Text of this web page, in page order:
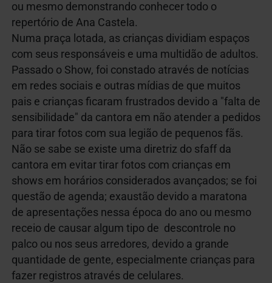
ou mesmo demonstrando conhecer todo o
repertório de Ana Castela.
Numa praça lotada, as crianças dividiam espaços
com seus responsáveis e uma multidão de adultos.
Passado o Show, foi constado através de notícias
em redes sociais e outras mídias de que muitos
pais e crianças ficaram frustrados devido a "falta de
sensibilidade" da cantora em não atender a pedidos
para tirar fotos com sua legião de pequenos fãs.
Não se sabe se existe uma diretriz do sfaff da
cantora em evitar tirar fotos com crianças em
shows em horários considerados avançados; se foi
questão de agenda; exaustão devido a maratona
de apresentações nessa época do ano ou mesmo
receio de causar algum tipo de descontrole no
palco ou nos seus arredores, devido a grande
quantidade de gente, especialmente crianças para
fazer registros através de celulares.